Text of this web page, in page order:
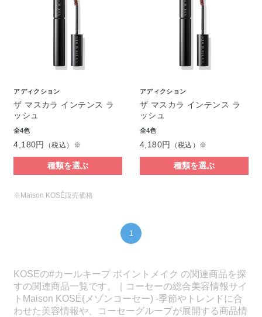
アディクション
ザ マスカラ インテンス ラ
ッシュ
全4色
4,180円 （税込）※
種類を選ぶ
アディクション
ザ マスカラ インテンス ラ
ッシュ
全4色
4,180円 （税込）※
種類を選ぶ
※Maison KOSÉ販売価格
1
KOSEの#カールキープ ポイントメイク の関連商品を探
すの関連商品一覧です。｜コーセーの総合美容情報サイ
トMaison KOSÉ(メゾンコーセー) -季節やトレンドに合
わせた美容情報や、コーセーグループが展開する商品情